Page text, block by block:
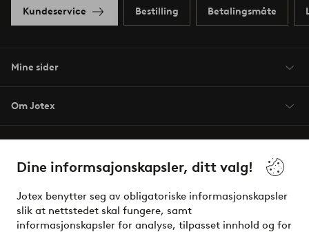
Dine informsajonskapsler, ditt valg!
Jotex benytter seg av obligatoriske informasjonskapsler
slik at nettstedet skal fungere, samt
informasjonskapsler for analyse, tilpasset innhold og for
Kundeservice Bestilling Betalingsmåte
Mine sider
Om Jotex
Venner